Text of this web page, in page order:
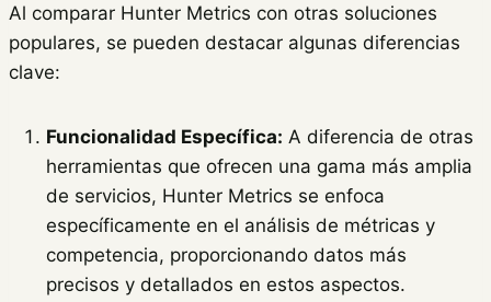
Al comparar Hunter Metrics con otras soluciones
populares, se pueden destacar algunas diferencias
clave:
Funcionalidad Específica: A diferencia de otras
herramientas que ofrecen una gama más amplia
de servicios, Hunter Metrics se enfoca
específicamente en el análisis de métricas y
competencia, proporcionando datos más
precisos y detallados en estos aspectos.